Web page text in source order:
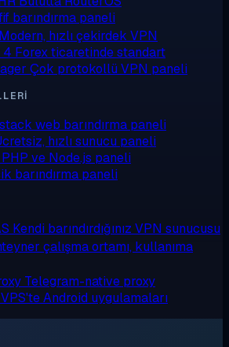
barındırma paneli
Modern, hızlı çekirdek VPN
4 Forex ticaretinde standart
Çok protokollü VPN paneli
web barındırma paneli
hızlı sunucu paneli
PHP ve Node.js paneli
barındırma paneli
Kendi barındırdığınız VPN sunucusu
çalışma ortamı, kullanıma
Telegram-native proxy
VPS'te Android uygulamaları